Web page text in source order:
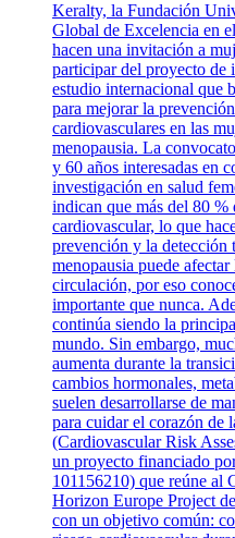
Keralty, la Fundación
Global de Excelencia en
hacen una invitación a
participar del proyecto
estudio internacional que
para mejorar la
cardiovasculares en las
menopausia. La
y 60 años interesadas en
investigación en salud
indican que más del 80 %
cardiovascular, lo que
prevención y la detección
menopausia puede
circulación, por eso
importante que nunca.
continúa siendo la
mundo. Sin embargo,
aumenta durante la
cambios hormonales,
suelen desarrollarse de
para cuidar el corazón
(Cardiovascular Risk
un proyecto financiado
101156210) que reúne
Horizon Europe Project
con un objetivo común: